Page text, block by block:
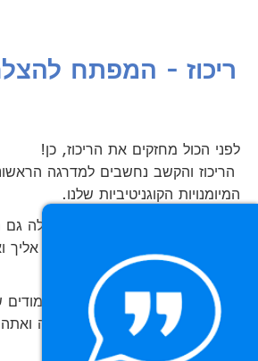
ריכוז - המפתח
לפני הכול מחזקים את הריכוז, כן!
הריכוז והקשב נחשבים למדרגה
המיומנויות הקוגניטיביות שלנו.
כאשר רמות הריכוז גבוהות כך עולה גם
מידע חדש למשל מישהו שמדבר אליך
ממש הבנת אותו.
או חומר לימודי חדש במהלך
להפנים ולזכור, או קיבלת משימה
זוכר מה נדרש לעשות.